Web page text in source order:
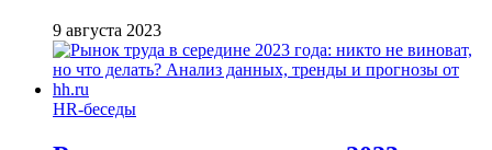
9 августа 2023
HR-беседы